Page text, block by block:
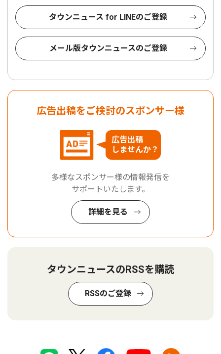
タウンニュース for LINEのご登録
メール版タウンニュースのご登録
広告出稿をご検討のスポンサー様
広告出稿
しませんか？
多様なスポンサー様の情報発信を
サポートいたします。
詳細を見る
タウンニュースのRSSを購読
RSSのご登録